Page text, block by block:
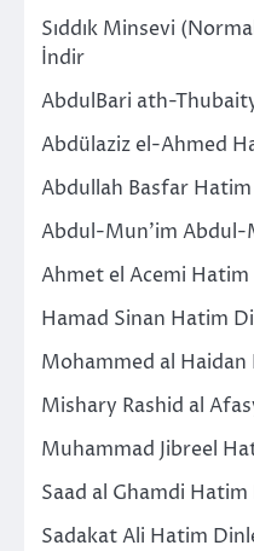
Sıddık Minsevi
İndir
AbdulBari ath-
Abdülaziz el-Ahmed
Abdullah Basfar
Abdul-Mun’im
Ahmet el Acemi
Hamad Sinan Hatim
Mohammed al
Mishary Rashid al
Muhammad Jibreel
Saad al Ghamdi
Sadakat Ali Hatim